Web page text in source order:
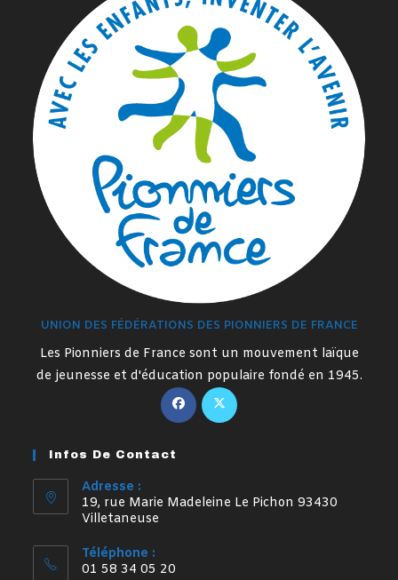
UNION DES FÉDÉRATIONS DES PIONNIERS DE FRANCE
Les Pionniers de France sont un mouvement laïque
de jeunesse et d'éducation populaire fondé en 1945.
S’ouvre
dans
S’ouvre
Infos De Contact
Adresse :
19, rue Marie Madeleine Le Pichon 93430
Villetaneuse
Téléphone :
01 58 34 05 20